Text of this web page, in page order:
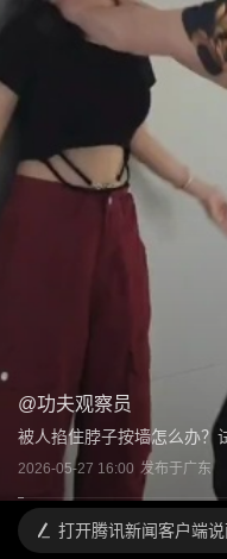
@功夫观察员
被人掐住脖子按墙怎么办？
2026-05-27 16:00 发布于广东
打开腾讯新闻客户端